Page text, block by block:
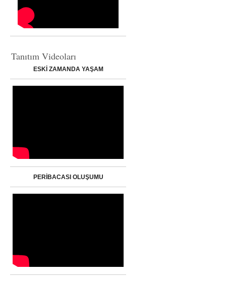
Tanıtım Videoları
ESKİ ZAMANDA YAŞAM
PERİBACASI OLUŞUMU